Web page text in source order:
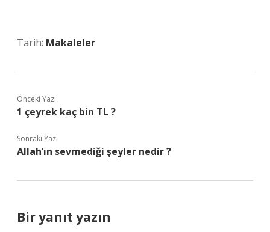
Tarih: Makaleler
Önceki Yazı
1 çeyrek kaç bin TL ?
Sonraki Yazı
Allah’ın sevmediği şeyler nedir ?
Bir yanıt yazın